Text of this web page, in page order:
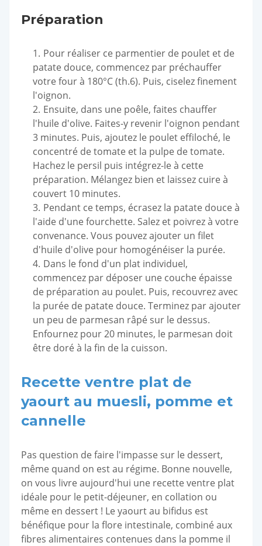
Préparation
Pour réaliser ce parmentier de poulet et de
patate douce, commencez par préchauffer
votre four à 180°C (th.6). Puis, ciselez finement
l'oignon.
Ensuite, dans une poêle, faites chauffer
l'huile d'olive. Faites-y revenir l'oignon pendant
3 minutes. Puis, ajoutez le poulet effiloché, le
concentré de tomate et la pulpe de tomate.
Hachez le persil puis intégrez-le à cette
préparation. Mélangez bien et laissez cuire à
couvert 10 minutes.
Pendant ce temps, écrasez la patate douce à
l'aide d'une fourchette. Salez et poivrez à votre
convenance. Vous pouvez ajouter un filet
d'huile d'olive pour homogénéiser la purée.
Dans le fond d'un plat individuel,
commencez par déposer une couche épaisse
de préparation au poulet. Puis, recouvrez avec
la purée de patate douce. Terminez par ajouter
un peu de parmesan râpé sur le dessus.
Enfournez pour 20 minutes, le parmesan doit
être doré à la fin de la cuisson.
Recette ventre plat de
yaourt au muesli, pomme et
cannelle
Pas question de faire l'impasse sur le dessert,
même quand on est au régime. Bonne nouvelle,
on vous livre aujourd'hui une recette ventre plat
idéale pour le petit-déjeuner, en collation ou
même en dessert ! Le yaourt au bifidus est
bénéfique pour la flore intestinale, combiné aux
fibres alimentaires contenues dans la pomme il